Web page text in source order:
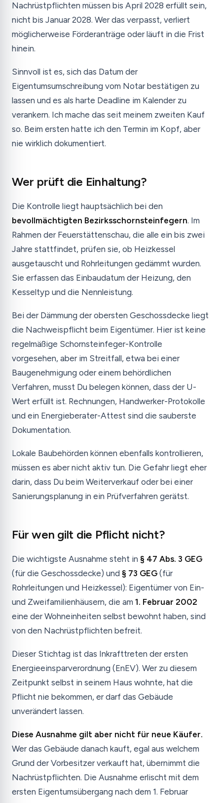
Nachrüstpflichten müssen bis April 2028 erfüllt sein,
nicht bis Januar 2028. Wer das verpasst, verliert
möglicherweise Förderanträge oder läuft in die Frist
hinein.
Sinnvoll ist es, sich das Datum der
Eigentumsumschreibung vom Notar bestätigen zu
lassen und es als harte Deadline im Kalender zu
verankern. Ich mache das seit meinem zweiten Kauf
so. Beim ersten hatte ich den Termin im Kopf, aber
nie wirklich dokumentiert.
Wer prüft die Einhaltung?
Die Kontrolle liegt hauptsächlich bei den
bevollmächtigten Bezirksschornsteinfegern. Im
Rahmen der Feuerstättenschau, die alle ein bis zwei
Jahre stattfindet, prüfen sie, ob Heizkessel
ausgetauscht und Rohrleitungen gedämmt wurden.
Sie erfassen das Einbaudatum der Heizung, den
Kesseltyp und die Nennleistung.
Bei der Dämmung der obersten Geschossdecke liegt
die Nachweispflicht beim Eigentümer. Hier ist keine
regelmäßige Schornsteinfeger-Kontrolle
vorgesehen, aber im Streitfall, etwa bei einer
Baugenehmigung oder einem behördlichen
Verfahren, musst Du belegen können, dass der U-
Wert erfüllt ist. Rechnungen, Handwerker-Protokolle
und ein Energieberater-Attest sind die sauberste
Dokumentation.
Lokale Baubehörden können ebenfalls kontrollieren,
müssen es aber nicht aktiv tun. Die Gefahr liegt eher
darin, dass Du beim Weiterverkauf oder bei einer
Sanierungsplanung in ein Prüfverfahren gerätst.
Für wen gilt die Pflicht nicht?
Die wichtigste Ausnahme steht in § 47 Abs. 3 GEG
(für die Geschossdecke) und § 73 GEG (für
Rohrleitungen und Heizkessel): Eigentümer von Ein-
und Zweifamilienhäusern, die am 1. Februar 2002
eine der Wohneinheiten selbst bewohnt haben, sind
von den Nachrüstpflichten befreit.
Dieser Stichtag ist das Inkrafttreten der ersten
Energieeinsparverordnung (EnEV). Wer zu diesem
Zeitpunkt selbst in seinem Haus wohnte, hat die
Pflicht nie bekommen, er darf das Gebäude
unverändert lassen.
Diese Ausnahme gilt aber nicht für neue Käufer.
Wer das Gebäude danach kauft, egal aus welchem
Grund der Vorbesitzer verkauft hat, übernimmt die
Nachrüstpflichten. Die Ausnahme erlischt mit dem
ersten Eigentumsübergang nach dem 1. Februar